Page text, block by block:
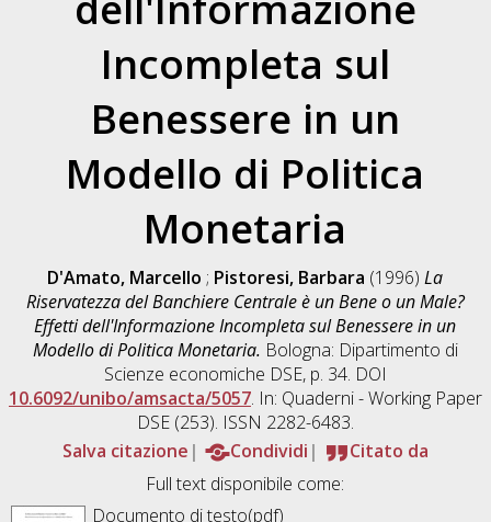
Incompleta sul
Benessere in un
Modello di Politica
Monetaria
D'Amato, Marcello ; Pistoresi, Barbara (1996)La
Riservatezza del Banchiere Centrale è un Bene o un Male?
Effetti dell'Informazione Incompleta sul Benessere in un
Modello di Politica Monetaria. Bologna: Dipartimento di
Scienze economiche DSE, p. 34. DOI
10.6092/unibo/amsacta/5057. In: Quaderni - Working Paper
DSE (253). ISSN 2282-6483.
Salva citazione
Condividi
Citato da
Full text disponibile come:
Documento di testo(pdf)